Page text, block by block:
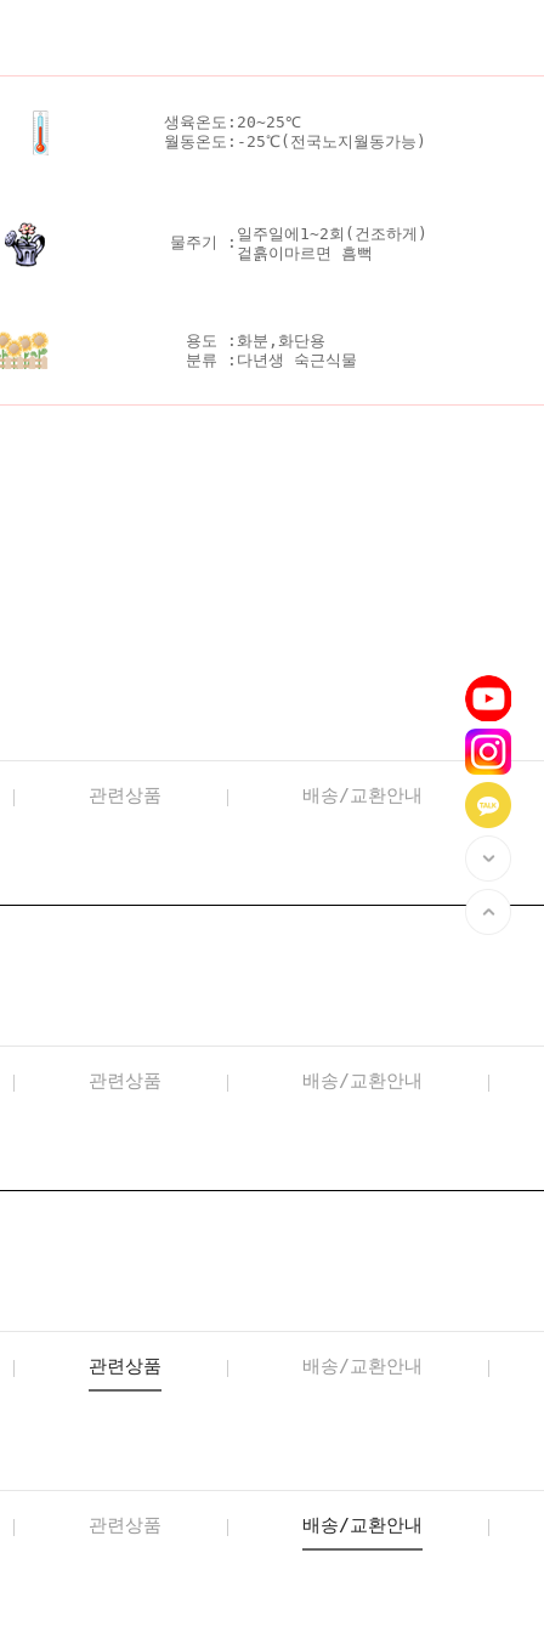
생육온도:
월동온도:
20~25℃
-25℃(전국노지월동가능)
물주기 : 일주일에1~2회(건조하게)
겉흙이마르면 흠뻑
용도 :
분류 :
화분,화단용
다년생 숙근식물
관련상품 배송/교환안내
관련상품 배송/교환안내
관련상품 배송/교환안내
관련상품 배송/교환안내